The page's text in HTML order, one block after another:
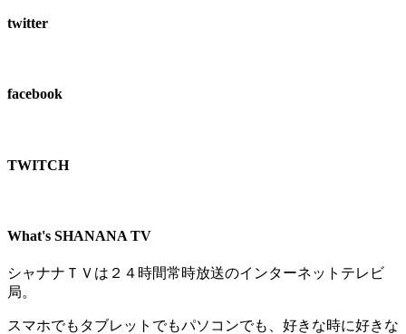
twitter
facebook
TWITCH​
What's SHANANA TV
シャナナＴＶは２４時間常時放送のインターネットテレビ
局。
スマホでもタブレットでもパソコンでも、好きな時に好きな